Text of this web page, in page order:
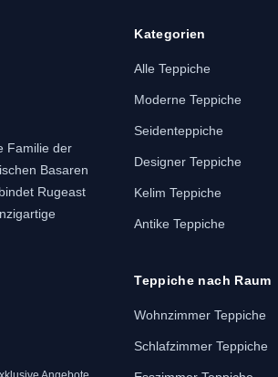
Familie der
Basaren
Rugeast
Kategorien
Alle Teppiche
Moderne Teppiche
Seidenteppiche
Designer Teppiche
Kelim Teppiche
Antike Teppiche
Teppiche nach Raum
Wohnzimmer Teppiche
Schlafzimmer Teppiche